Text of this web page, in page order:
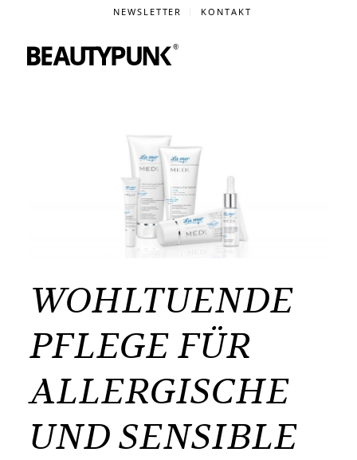
NEWSLETTER KONTAKT
WOHLTUENDE
PFLEGE FÜR
ALLERGISCHE
UND SENSIBLE